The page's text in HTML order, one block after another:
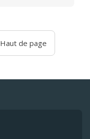
Haut de page